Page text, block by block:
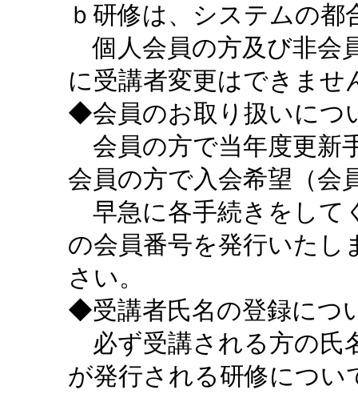
ｂ研修は、システムの
個人会員の方及び非会
に受講者変更はできませ
◆会員のお取り扱いにつ
会員の方で当年度更新
会員の方で入会希望（会
早急に各手続きをして
の会員番号を発行いたし
さい。
◆受講者氏名の登録につ
必ず受講される方の氏
が発行される研修につい